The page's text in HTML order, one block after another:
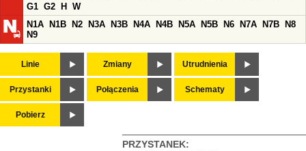
G1 G2 H
W
N1A
N1B N2 N3A N3B N4A N4B N5A N5B N6 N7A N7B
N8
N9
Linie Zmiany Utrudnienia
Przystanki Połączenia Schematy
Pobierz
PRZYSTANEK: